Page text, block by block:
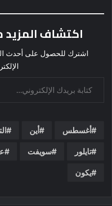
اكتشاف
اشترك للحصول على أحدث
أغسطس أين
تايلور سويفت
يكون